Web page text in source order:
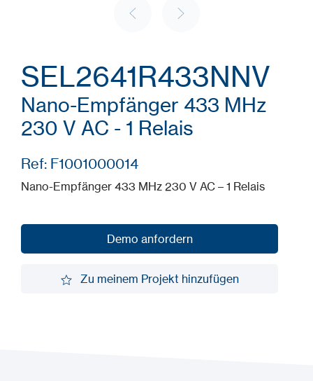
SEL2641R433NNV
Nano-Empfänger 433 MHz
230 V AC - 1 Relais
Ref: F1001000014
Nano-Empfänger 433 MHz 230 V AC – 1 Relais
Demo anfordern
Zu meinem Projekt hinzufügen